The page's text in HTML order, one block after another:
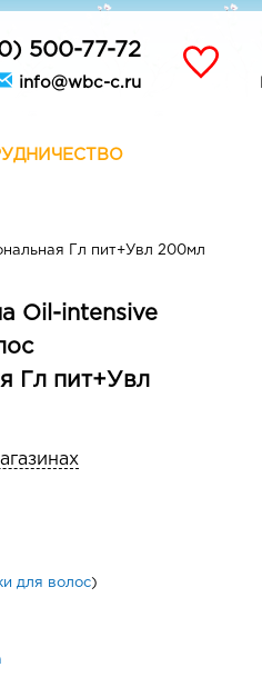
500-77-72
info@wbc-c.ru
Гл пит+Увл 200мл
Oil-intensive
Гл пит+Увл
для волос)